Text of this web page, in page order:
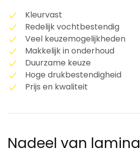
Kleurvast
Redelijk vochtbestendig
Veel keuzemogelijkheden
Makkelijk in onderhoud
Duurzame keuze
Hoge drukbestendigheid
Prijs en kwaliteit
Nadeel van